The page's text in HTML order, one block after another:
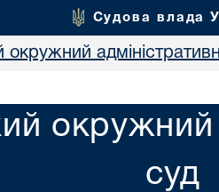
Судова влада
окружний
окружний
суд